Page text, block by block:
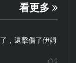
看更多
，還擊傷了伊姆
0